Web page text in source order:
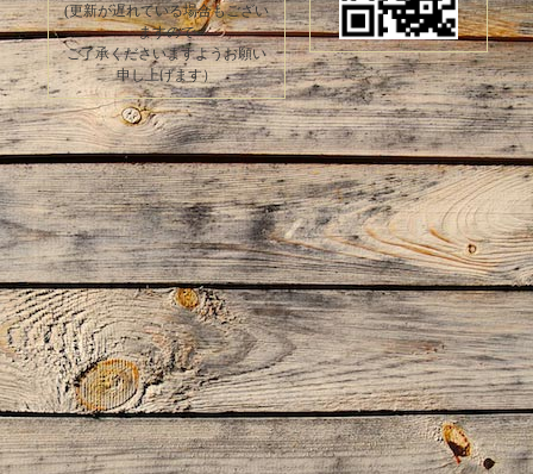
(更新が遅れている場合もござい
ますので
ご了承くださいますようお願い
申し上げます）